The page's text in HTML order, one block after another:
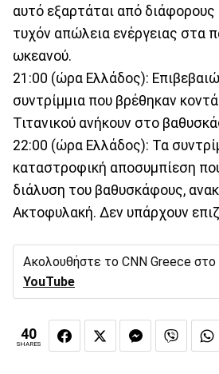
αυτό εξαρτάται από
τυχόν απώλεια ενέργειας στα
ωκεανού.
21:00 (ώρα Ελλάδος):
συντρίμμια που βρέθηκαν
Τιτανικού ανήκουν στο
22:00 (ώρα Ελλάδος): Τα
καταστροφική αποσυμπίεση
διάλυση του βαθυσκάφους,
Ακτοφυλακή. Δεν υπάρχουν
Ακολουθήστε το CNN Greece
YouTube
40
SHARES